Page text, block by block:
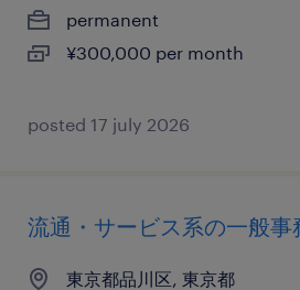
permanent
¥300,000 per month
posted 17 july 2026
流通・サービス系の一般事
東京都品川区, 東京都